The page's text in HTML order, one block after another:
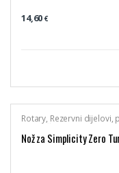
14,60€
Rotary, Rezervni dijelovi,
vijci noževa
Nož za Simplicity Zero